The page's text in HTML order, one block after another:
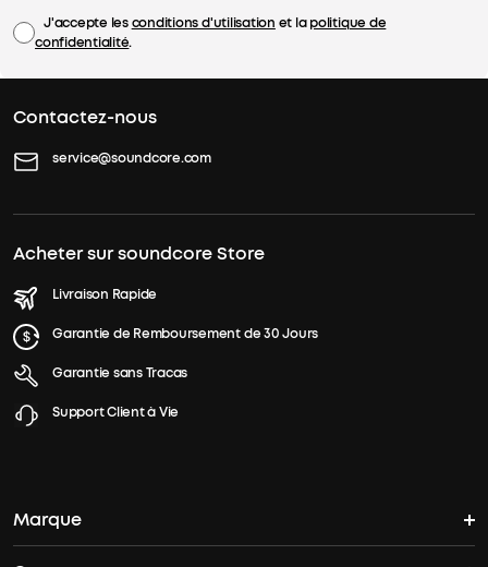
J'accepte lesconditions d'utilisation et lapolitique de
confidentialité.
Contactez-nous
service@soundcore.com
Acheter sur soundcore Store
Livraison Rapide
Garantie de Remboursement de 30 Jours
Garantie sans Tracas
Support Client à Vie
Marque